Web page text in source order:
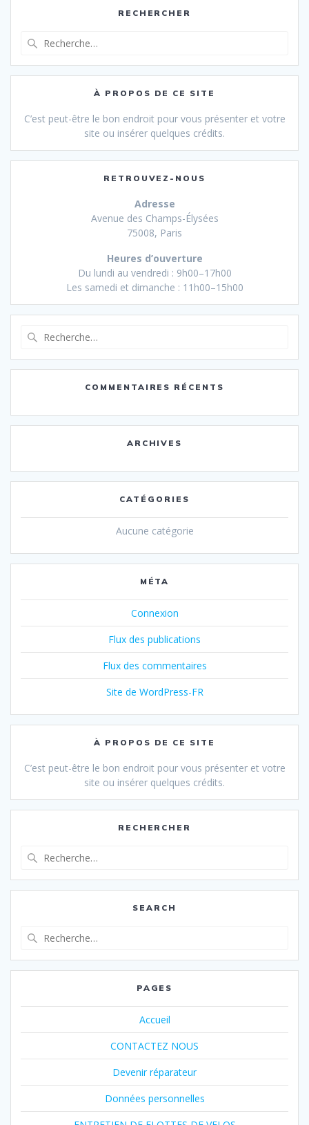
RECHERCHER
:
À PROPOS DE CE SITE
C’est peut-être le bon endroit pour vous présenter et votre
site ou insérer quelques crédits.
RETROUVEZ-NOUS
Adresse
Avenue des Champs-Élysées
75008, Paris
Heures d’ouverture
Du lundi au vendredi : 9h00–17h00
Les samedi et dimanche : 11h00–15h00
:
COMMENTAIRES RÉCENTS
ARCHIVES
CATÉGORIES
Aucune catégorie
MÉTA
Connexion
Flux des publications
Flux des commentaires
Site de WordPress-FR
À PROPOS DE CE SITE
C’est peut-être le bon endroit pour vous présenter et votre
site ou insérer quelques crédits.
RECHERCHER
:
SEARCH
:
PAGES
Accueil
CONTACTEZ NOUS
Devenir réparateur
Données personnelles